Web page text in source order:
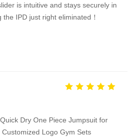
is intuitive and stays securely in
the IPD just right eliminated！
Dry One Piece Jumpsuit for
Logo Gym Sets